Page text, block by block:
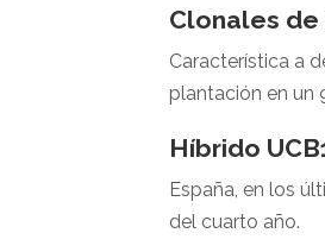
Clonales de
Característica a
plantación en un
Híbrido
España, en los
del cuarto año.